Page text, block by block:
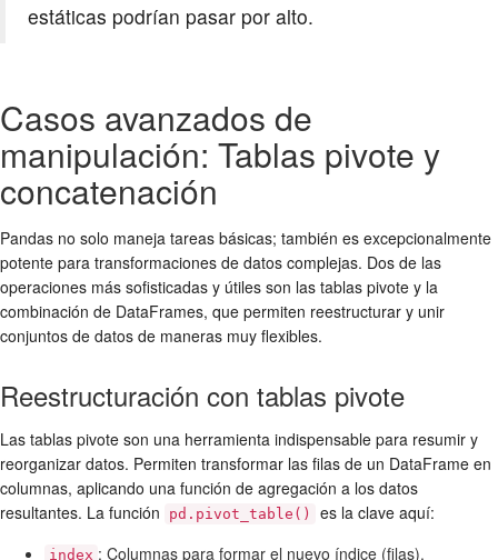
estáticas podrían pasar por alto.
Casos avanzados de
manipulación: Tablas pivote y
concatenación
Pandas no solo maneja tareas básicas; también es excepcionalmente
potente para transformaciones de datos complejas. Dos de las
operaciones más sofisticadas y útiles son las tablas pivote y la
combinación de DataFrames, que permiten reestructurar y unir
conjuntos de datos de maneras muy flexibles.
Reestructuración con tablas pivote
Las tablas pivote son una herramienta indispensable para resumir y
reorganizar datos. Permiten transformar las filas de un DataFrame en
columnas, aplicando una función de agregación a los datos
resultantes. La función
pd.pivot_table() es la clave aquí:
index : Columnas para formar el nuevo índice (filas).